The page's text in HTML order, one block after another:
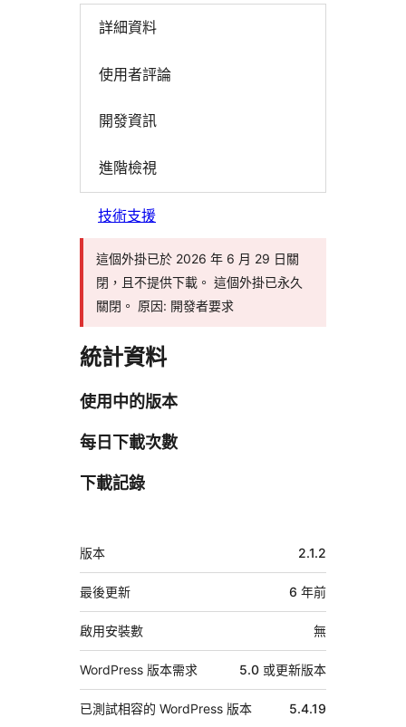
詳細資料
使用者評論
開發資訊
進階檢視
技術支援
這個外掛已於 2026 年 6 月 29 日關
閉，且不提供下載。 這個外掛已永久
關閉。 原因: 開發者要求
統計資料
使用中的版本
每日下載次數
下載記錄
中
繼
資
料
版本 2.1.2
最後更新 6 年前
啟用安裝數 無
WordPress 版本需求 5.0 或更新版本
已測試相容的 WordPress 版本 5.4.19